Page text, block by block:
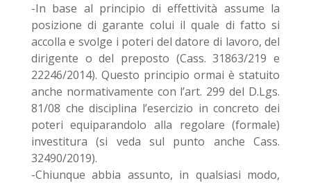
-In base al principio di effettività assume la
posizione di garante colui il quale di fatto si
accolla e svolge i poteri del datore di lavoro, del
dirigente o del preposto (Cass. 31863/219 e
22246/2014). Questo principio ormai è statuito
anche normativamente con l’art. 299 del D.Lgs.
81/08 che disciplina l’esercizio in concreto dei
poteri equiparandolo alla regolare (formale)
investitura (si veda sul punto anche Cass.
32490/2019).
-Chiunque abbia assunto, in qualsiasi modo,